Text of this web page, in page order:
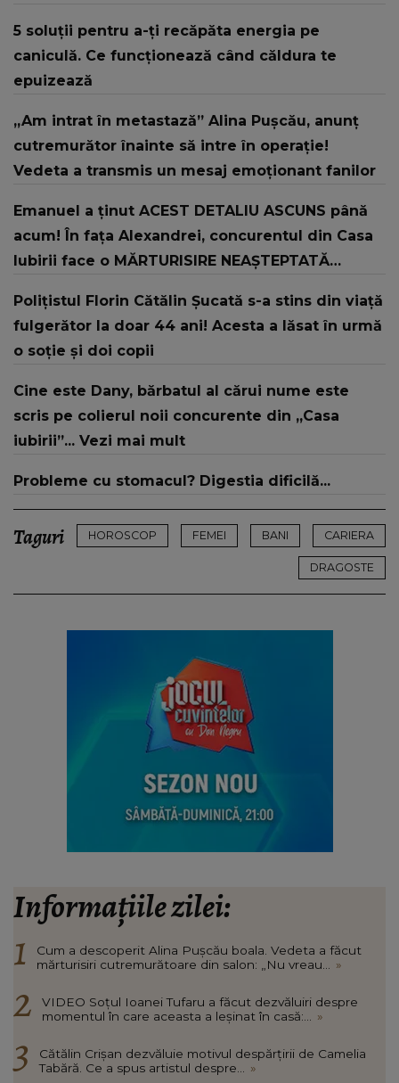
5 soluții pentru a-ți recăpăta energia pe
caniculă. Ce funcționează când căldura te
epuizează
„Am intrat în metastază” Alina Pușcău, anunț
cutremurător înainte să intre în operație!
Vedeta a transmis un mesaj emoționant fanilor
Emanuel a ținut ACEST DETALIU ASCUNS până
acum! În fața Alexandrei, concurentul din Casa
Iubirii face o MĂRTURISIRE NEAȘTEPTATĂ
te iubesc pentru că..."
Polițistul Florin Cătălin Șucată s-a stins din viață
fulgerător la doar 44 ani! Acesta a lăsat în urmă
o soție și doi copii
Cine este Dany, bărbatul al cărui nume este
scris pe colierul noii concurente din „Casa
iubirii”... Vezi mai mult
Probleme cu stomacul? Digestia dificilă...
Taguri HOROSCOP FEMEI BANI CARIERA
DRAGOSTE
Informațiile zilei:
Cum a descoperit Alina Pușcău boala. Vedeta a făcut
mărturisiri cutremurătoare din salon: „Nu vreau...
»
VIDEO Soțul Ioanei Tufaru a făcut dezvăluiri despre
momentul în care aceasta a leșinat în casă:...
»
Cătălin Crișan dezvăluie motivul despărțirii de Camelia
Tabără. Ce a spus artistul despre...
»